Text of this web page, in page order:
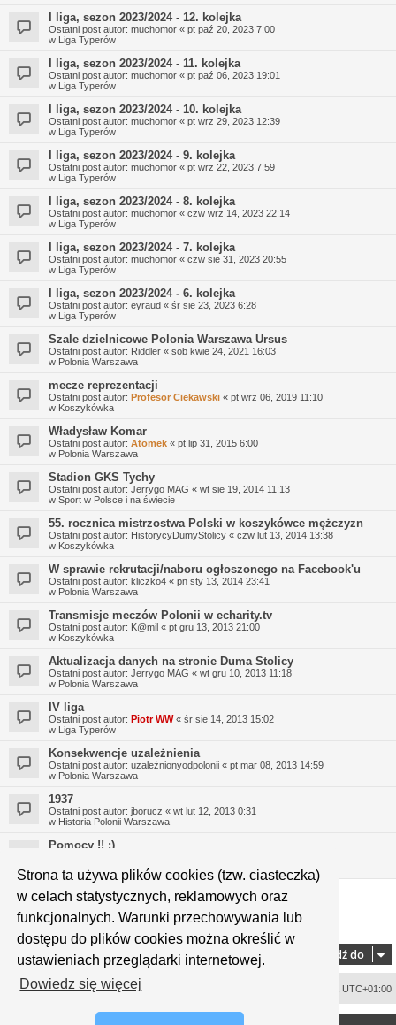
Strona ta używa plików cookies (tzw. ciasteczka)
w celach statystycznych, reklamowych oraz
funkcjonalnych. Warunki przechowywania lub
dostępu do plików cookies można określić w
ustawieniach przeglądarki internetowej.
Dowiedz się więcej
I liga, sezon 2023/2024 - 12. kolejka
Ostatni post autor: muchomor « pt paź 20, 2023 7:00
w Liga Typerów
I liga, sezon 2023/2024 - 11. kolejka
Ostatni post autor: muchomor « pt paź 06, 2023 19:01
w Liga Typerów
I liga, sezon 2023/2024 - 10. kolejka
Ostatni post autor: muchomor « pt wrz 29, 2023 12:39
w Liga Typerów
I liga, sezon 2023/2024 - 9. kolejka
Ostatni post autor: muchomor « pt wrz 22, 2023 7:59
w Liga Typerów
I liga, sezon 2023/2024 - 8. kolejka
Ostatni post autor: muchomor « czw wrz 14, 2023 22:14
w Liga Typerów
I liga, sezon 2023/2024 - 7. kolejka
Ostatni post autor: muchomor « czw sie 31, 2023 20:55
w Liga Typerów
I liga, sezon 2023/2024 - 6. kolejka
Ostatni post autor: eyraud « śr sie 23, 2023 6:28
w Liga Typerów
Szale dzielnicowe Polonia Warszawa Ursus
Ostatni post autor: Riddler « sob kwie 24, 2021 16:03
w Polonia Warszawa
mecze reprezentacji
Ostatni post autor: Profesor Ciekawski « pt wrz 06, 2019 11:10
w Koszykówka
Władysław Komar
Ostatni post autor: Atomek « pt lip 31, 2015 6:00
w Polonia Warszawa
Stadion GKS Tychy
Ostatni post autor: Jerrygo MAG « wt sie 19, 2014 11:13
w Sport w Polsce i na świecie
55. rocznica mistrzostwa Polski w koszykówce mężczyzn
Ostatni post autor: HistorycyDumyStolicy « czw lut 13, 2014 13:38
w Koszykówka
W sprawie rekrutacji/naboru ogłoszonego na Facebook'u
Ostatni post autor: kliczko4 « pn sty 13, 2014 23:41
w Polonia Warszawa
Transmisje meczów Polonii w echarity.tv
Ostatni post autor: K@mil « pt gru 13, 2013 21:00
w Koszykówka
Aktualizacja danych na stronie Duma Stolicy
Ostatni post autor: Jerrygo MAG « wt gru 10, 2013 11:18
w Polonia Warszawa
IV liga
Ostatni post autor: Piotr WW« śr sie 14, 2013 15:02
w Liga Typerów
Konsekwencje uzależnienia
Ostatni post autor: uzależnionyodpolonii « pt mar 08, 2013 14:59
w Polonia Warszawa
1937
Ostatni post autor: jborucz « wt lut 12, 2013 0:31
w Historia Polonii Warszawa
Pomocy !! :)
Polonia Warszawa
Znaleziono 323 wyniki Strona1z9
1 2 3 4 5 …
Przejdź do
UTC+01:00